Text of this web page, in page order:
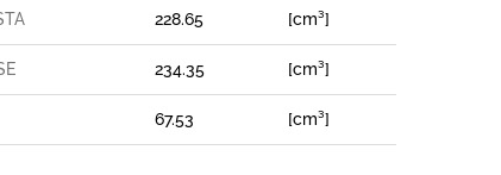
228.65 [cm³]
234.35 [cm³]
67.53 [cm³]